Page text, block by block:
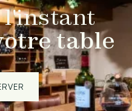
l'instant
table